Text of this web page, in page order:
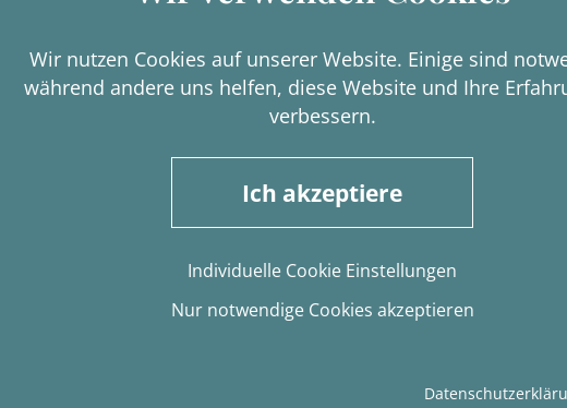
Wir nutzen Cookies auf unserer Website. Einige sind
während andere uns helfen, diese Website und Ihre
verbessern.
Ich akzeptiere
Individuelle Cookie Einstellungen
Nur notwendige Cookies akzeptieren
Unsere Rayna hat eine Dauerpflegestelle
Wir unterstützen Rayna weiterhin bei den